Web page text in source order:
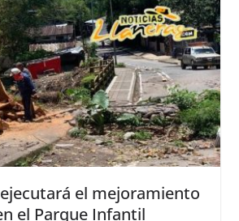
ejecutará el mejoramiento
el Parque Infantil